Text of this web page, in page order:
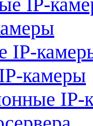
IP-
камеры
IP-